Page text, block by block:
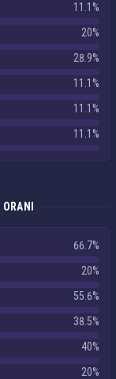
11.1%
20%
28.9%
11.1%
11.1%
11.1%
66.7%
20%
55.6%
38.5%
40%
20%